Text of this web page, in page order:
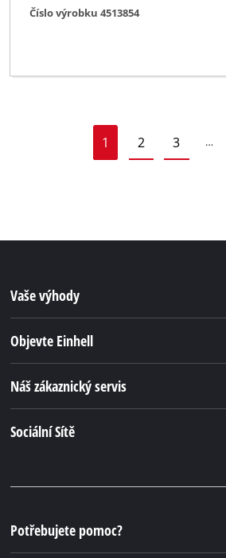
Číslo výrobku 4513854
1 2 3 …
Vaše výhody
Objevte Einhell
Náš zákaznický servis
Sociální Sítě
Potřebujete pomoc?